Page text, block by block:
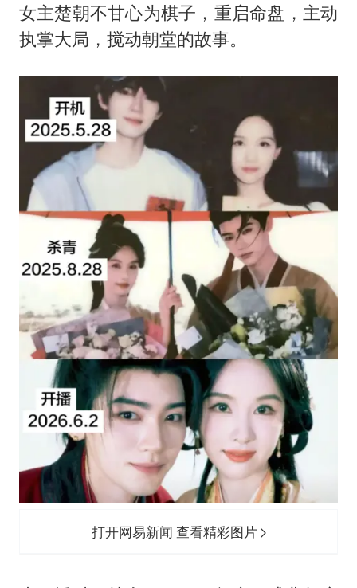
女主楚朝不甘心为棋子，重启命盘，主动
执掌大局，搅动朝堂的故事。
打开网易新闻 查看精彩图片